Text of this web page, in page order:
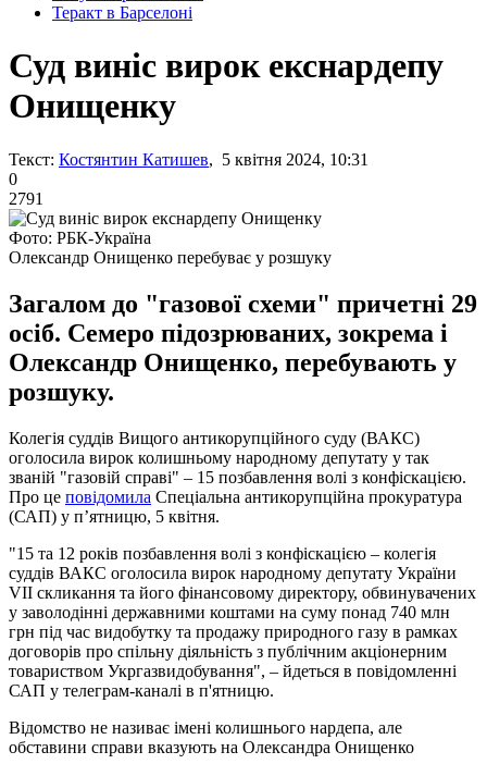
Теракт в Барселоні
Суд виніс вирок екснардепу
Онищенку
Текст: Костянтин Катишев, 5 квітня 2024, 10:31
0
2791
Фото: РБК-Україна
Олександр Онищенко перебуває у розшуку
Загалом до "газової схеми" причетні 29
осіб. Семеро підозрюваних, зокрема і
Олександр Онищенко, перебувають у
розшуку.
Колегія суддів Вищого антикорупційного суду (ВАКС)
оголосила вирок колишньому народному депутату у так
званій "газовій справі" – 15 позбавлення волі з конфіскацією.
Про це повідомила Спеціальна антикорупційна прокуратура
(САП) у п’ятницю, 5 квітня.
"15 та 12 років позбавлення волі з конфіскацією – колегія
суддів ВАКС оголосила вирок народному депутату України
VII скликання та його фінансовому директору, обвинувачених
у заволодінні державними коштами на суму понад 740 млн
грн під час видобутку та продажу природного газу в рамках
договорів про спільну діяльність з публічним акціонерним
товариством Укргазвидобування", – йдеться в повідомленні
САП у телеграм-каналі в п'ятницю.
Відомство не називає імені колишнього нардепа, але
обставини справи вказують на Олександра Онищенко